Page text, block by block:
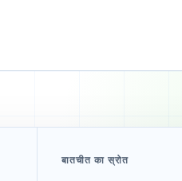
बातचीत का स्रोत